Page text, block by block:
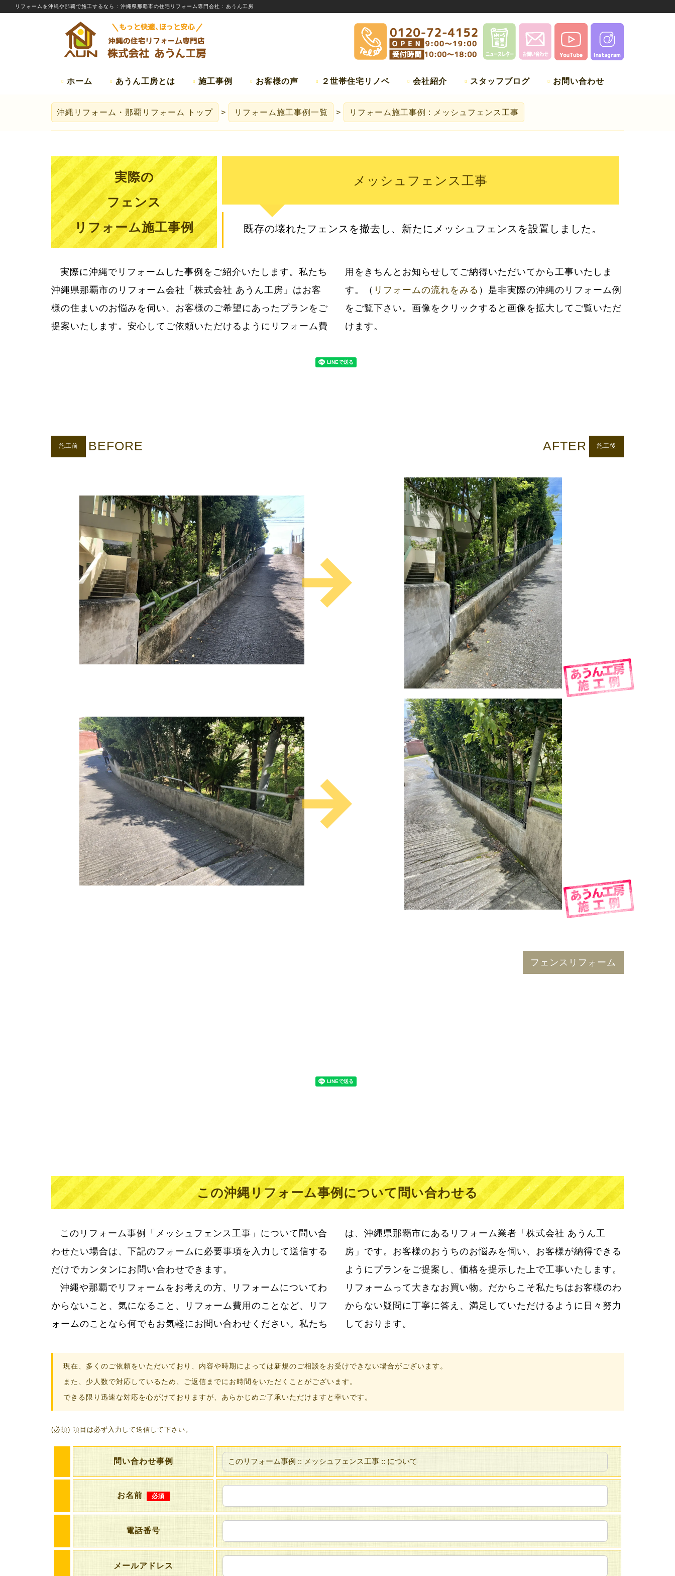
リフォームを沖縄や那覇で施工するなら : 沖縄県那覇市の住宅リフォーム専門会社 : あうん工房
ホーム あうん工房とは 施工事例 お客様の声 ２世帯住宅リノベ 会社紹介 スタッフブログ お問い合わせ
沖縄リフォーム・那覇リフォーム トップ リフォーム施工事例一覧 リフォーム施工事例 : メッシュフェンス工事
実際の
フェンス
リフォーム施工事例
メッシュフェンス工事
既存の壊れたフェンスを撤去し、新たにメッシュフェンスを設置しました。
実際に沖縄でリフォームした事例をご紹介いたします。私たち
沖縄県那覇市のリフォーム会社「株式会社 あうん工房」はお客
様の住まいのお悩みを伺い、お客様のご希望にあったプランをご
提案いたします。安心してご依頼いただけるようにリフォーム費
用をきちんとお知らせしてご納得いただいてから工事いたしま
す。（ リフォームの流れをみる ）是非実際の沖縄のリフォーム例
をご覧下さい。画像をクリックすると画像を拡大してご覧いただ
けます。
BEFORE
施工前 施工後
AFTER
フェンスリフォーム
この沖縄リフォーム事例について問い合わせる
このリフォーム事例「メッシュフェンス工事」について問い合
わせたい場合は、下記のフォームに必要事項を入力して送信する
だけでカンタンにお問い合わせできます。
沖縄や那覇でリフォームをお考えの方、リフォームについてわ
からないこと、気になること、リフォーム費用のことなど、リフ
ォームのことなら何でもお気軽にお問い合わせください。私たち
は、沖縄県那覇市にあるリフォーム業者「株式会社 あうん工
房」です。お客様のおうちのお悩みを伺い、お客様が納得できる
ようにプランをご提案し、価格を提示した上で工事いたします。
リフォームって大きなお買い物。だからこそ私たちはお客様のわ
からない疑問に丁寧に答え、満足していただけるように日々努力
しております。
現在、多くのご依頼をいただいており、内容や時期によっては新規のご相談をお受けできない場合がございます。
また、少人数で対応しているため、ご返信までにお時間をいただくことがございます。
できる限り迅速な対応を心がけておりますが、あらかじめご了承いただけますと幸いです。
(必須) 項目は必ず入力して送信して下さい。
問い合わせ事例
お名前 必須
電話番号
メールアドレス